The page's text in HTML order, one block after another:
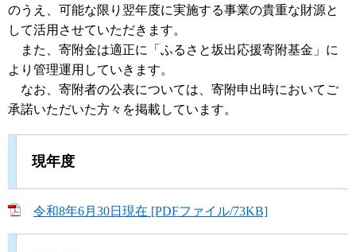
のうえ、可能な限り翌年度に実施する事業の貴重な財源と
して活用させていただきます。
また、寄附金は適正に「ふるさと坂出応援寄附基金」に
より管理運用していきます。
なお、寄附者の公表については、寄附申出時においてご
承諾いただいた方々を掲載しています。
現年度
令和8年6月30日現在 [PDFファイル/73KB]